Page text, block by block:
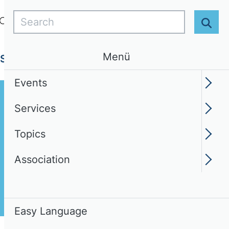
Login
Services Association
Search
Menü
Events
Services
Topics
Association
Easy Language